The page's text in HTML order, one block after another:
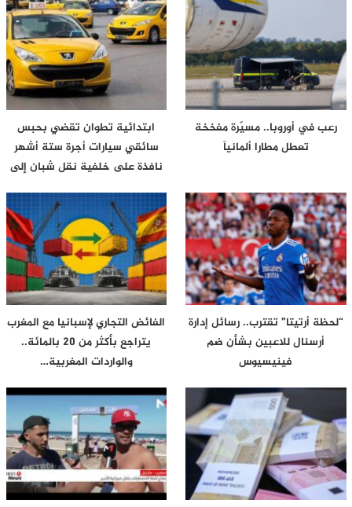
رعب في أوروبا.. مسيّرة مفخخة
تعطل مطارا ألمانياً
ابتدائية تطوان تقضي بحبس
سائقي سيارات أجرة ستة أشهر
نافذة على خلفية نقل شبان إلى
“لحظة أرتيتا” تقترب.. رسائل إدارة
أرسنال للاعبين بشأن ضم
فينيسيوس
الفائض التجاري لإسبانيا مع المغرب
يتراجع بأكثر من 20 بالمائة..
والواردات المغربية…